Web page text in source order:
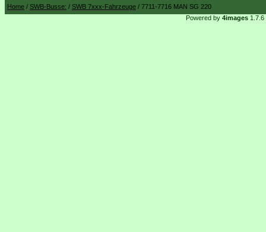
Home / SWB-Busse: / SWB 7xxx-Fahrzeuge / 7711-7716 MAN SG 220
Powered by 4images1.7.6